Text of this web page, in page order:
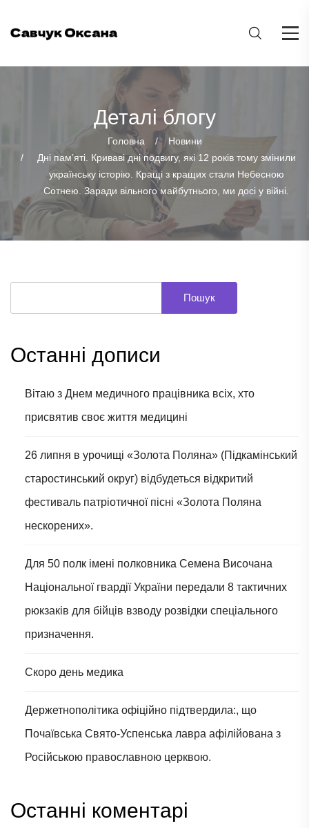
Деталі блогу
Головна
Новини
Дні пам’яті. Криваві дні подвигу, які 12 років тому змінили
українську історію. Кращі з кращих стали Небесною
Сотнею. Заради вільного майбутнього, ми досі у війні.
Пошук
Останні дописи
Вітаю з Днем медичного працівника всіх, хто
присвятив своє життя медицині
26 липня в урочищі «Золота Поляна» (Підкамінський
старостинський округ) відбудеться відкритий
фестиваль патріотичної пісні «Золота Поляна
нескорених».
Для 50 полк імені полковника Семена Височана
Національної гвардії України передали 8 тактичних
рюкзаків для бійців взводу розвідки спеціального
призначення.
Скоро день медика
Держетнополітика офіційно підтвердила:, що
Почаївська Свято-Успенська лавра афілійована з
Російською православною церквою.
Останні коментарі